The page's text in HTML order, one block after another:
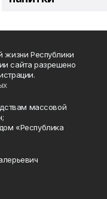
жизни Республики
сайта разрешено
массовой
«Республика